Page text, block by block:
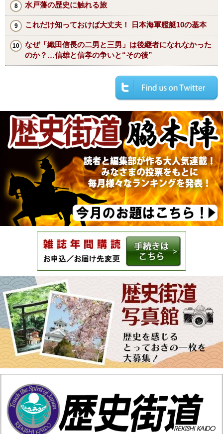
水戸藩の歴史に触れる旅
これだけ知っておけば大丈夫！ 日本海軍艦艇10の基本
なぜ「織田信長の二男と三男」は後継者になれなかった
のか？…信雄と信孝の争いと“その後”